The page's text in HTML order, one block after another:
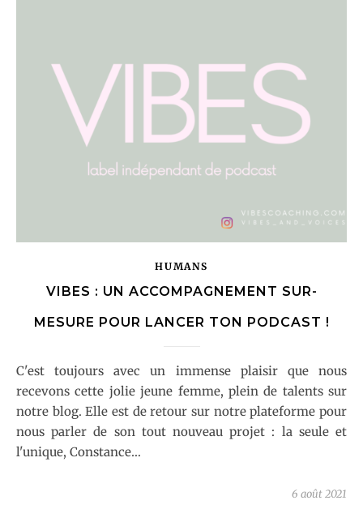
HUMANS
VIBES : UN ACCOMPAGNEMENT SUR-
MESURE POUR LANCER TON PODCAST !
C'est toujours avec un immense plaisir que nous
recevons cette jolie jeune femme, plein de talents sur
notre blog. Elle est de retour sur notre plateforme pour
nous parler de son tout nouveau projet : la seule et
l'unique, Constance…
6 août 2021